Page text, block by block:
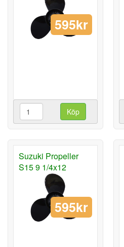
595kr
Köp
Suzuki Propeller
S15 9 1/4x12
595kr